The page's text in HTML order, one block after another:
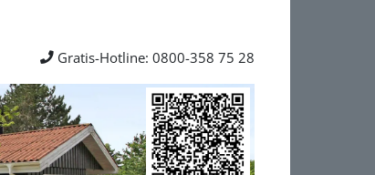
Gratis-Hotline: 0800-358 75 28